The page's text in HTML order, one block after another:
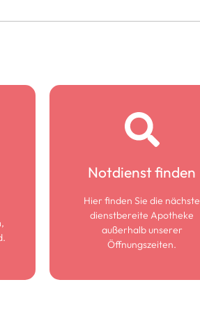
Notdienst finden
Hier finden Sie die nächste
dienstbereite Apotheke
außerhalb unserer
Öffnungszeiten.
Notdienst finden